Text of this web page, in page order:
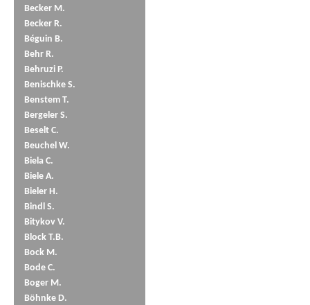
Becker M.
Becker R.
Béguin B.
Behr R.
Behruzi P.
Benischke S.
Benstem T.
Bergeler S.
Beselt C.
Beuchel W.
Biela C.
Biele A.
Bieler H.
Bindl S.
Bitykov V.
Block T.B.
Bock M.
Bode C.
Boger M.
Böhnke D.